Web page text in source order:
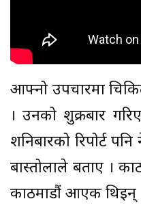
आफ्नो उपचारमा
। उनको शुक्रबार
शनिबारको रिपोर्ट
बास्तोलाले बताए ।
काठमाडौं आएकी थिइन्